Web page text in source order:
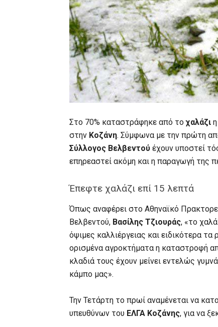
Στο 70% καταστράφηκε από τοχαλάζι
στην Κοζάνη. Σύμφωνα με την πρώτη
Σύλλογος Βελβεντού έχουν υποστεί
επηρεαστεί ακόμη και η παραγωγή της
Έπεφτε χαλάζι επί 15 λεπτά
Όπως αναφέρει στο Αθηναϊκό
Βελβεντού, Βασίλης Τζιουράς, «το
όψιμες καλλιέργειας και ειδικότερα τα
ορισμένα αγροκτήματα η καταστροφή
κλαδιά τους έχουν μείνει εντελώς
κάμπο μας».
Την Τετάρτη το πρωί αναμένεται να
υπευθύνων του ΕΛΓΑ Κοζάνης, για να